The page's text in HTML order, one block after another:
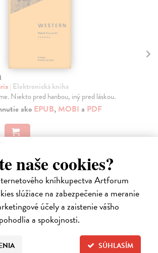
naše cookies?
kníhkupectva Artforum
slúžiace na zabezpečenie a meranie
účely a zaistenie vášho
a spokojnosti.
SÚHLASÍM
| Elektronická kniha
Niekto pred hanbou, iný pred láskou.
ako EPUB, MOBI a PDF
kresťanstvo a
judaizmus
na sklade